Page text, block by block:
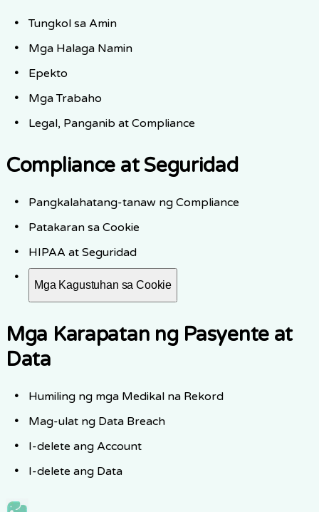
Tungkol sa Amin
Mga Halaga Namin
Epekto
Mga Trabaho
Legal, Panganib at Compliance
Compliance at Seguridad
Pangkalahatang-tanaw ng Compliance
Patakaran sa Cookie
HIPAA at Seguridad
Mga Kagustuhan sa Cookie
Mga Karapatan ng Pasyente at
Data
Humiling ng mga Medikal na Rekord
Mag-ulat ng Data Breach
I-delete ang Account
I-delete ang Data